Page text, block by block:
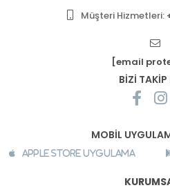
Müşteri Hizmetleri:
[email
BİZİ TAKİP
MOBİL
Apple Store Uygulama